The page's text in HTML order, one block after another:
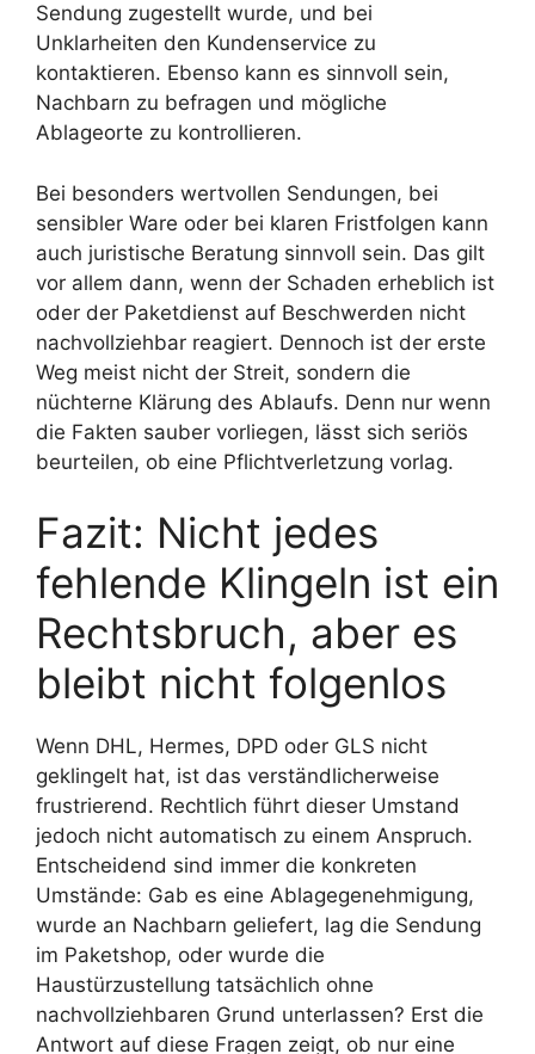
Sendung zugestellt wurde, und bei
Unklarheiten den Kundenservice zu
kontaktieren. Ebenso kann es sinnvoll sein,
Nachbarn zu befragen und mögliche
Ablageorte zu kontrollieren.
Bei besonders wertvollen Sendungen, bei
sensibler Ware oder bei klaren Fristfolgen kann
auch juristische Beratung sinnvoll sein. Das gilt
vor allem dann, wenn der Schaden erheblich ist
oder der Paketdienst auf Beschwerden nicht
nachvollziehbar reagiert. Dennoch ist der erste
Weg meist nicht der Streit, sondern die
nüchterne Klärung des Ablaufs. Denn nur wenn
die Fakten sauber vorliegen, lässt sich seriös
beurteilen, ob eine Pflichtverletzung vorlag.
Fazit: Nicht jedes
fehlende Klingeln ist ein
Rechtsbruch, aber es
bleibt nicht folgenlos
Wenn DHL, Hermes, DPD oder GLS nicht
geklingelt hat, ist das verständlicherweise
frustrierend. Rechtlich führt dieser Umstand
jedoch nicht automatisch zu einem Anspruch.
Entscheidend sind immer die konkreten
Umstände: Gab es eine Ablagegenehmigung,
wurde an Nachbarn geliefert, lag die Sendung
im Paketshop, oder wurde die
Haustürzustellung tatsächlich ohne
nachvollziehbaren Grund unterlassen? Erst die
Antwort auf diese Fragen zeigt, ob nur eine